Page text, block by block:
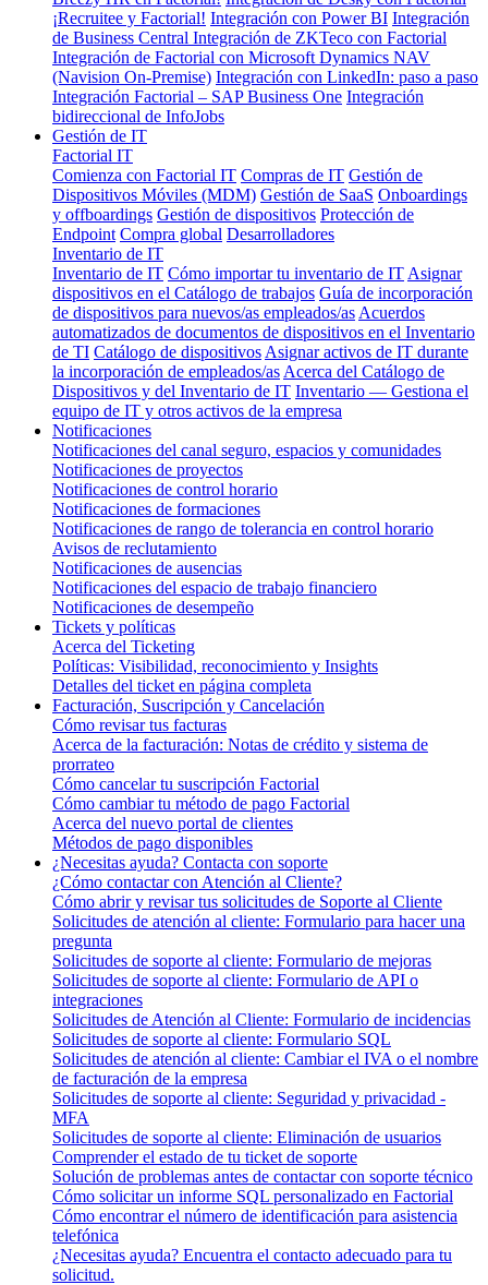
¡Recruitee y Factorial! Integración con Power BI Integración
de Business Central Integración de ZKTeco con Factorial
Integración de Factorial con Microsoft Dynamics NAV
(Navision On-Premise) Integración con LinkedIn: paso a paso
Integración Factorial – SAP Business One Integración
bidireccional de InfoJobs
Gestión de IT
Factorial IT
Comienza con Factorial IT Compras de IT Gestión de
Dispositivos Móviles (MDM) Gestión de SaaS Onboardings
y offboardings Gestión de dispositivos Protección de
Endpoint Compra global Desarrolladores
Inventario de IT
Inventario de IT Cómo importar tu inventario de IT Asignar
dispositivos en el Catálogo de trabajos Guía de incorporación
de dispositivos para nuevos/as empleados/as Acuerdos
automatizados de documentos de dispositivos en el Inventario
de TI Catálogo de dispositivos Asignar activos de IT durante
la incorporación de empleados/as Acerca del Catálogo de
Dispositivos y del Inventario de IT Inventario — Gestiona el
equipo de IT y otros activos de la empresa
Notificaciones
Notificaciones del canal seguro, espacios y comunidades
Notificaciones de proyectos
Notificaciones de control horario
Notificaciones de formaciones
Notificaciones de rango de tolerancia en control horario
Avisos de reclutamiento
Notificaciones de ausencias
Notificaciones del espacio de trabajo financiero
Notificaciones de desempeño
Tickets y políticas
Acerca del Ticketing
Políticas: Visibilidad, reconocimiento y Insights
Detalles del ticket en página completa
Facturación, Suscripción y Cancelación
Cómo revisar tus facturas
Acerca de la facturación: Notas de crédito y sistema de
prorrateo
Cómo cancelar tu suscripción Factorial
Cómo cambiar tu método de pago Factorial
Acerca del nuevo portal de clientes
Métodos de pago disponibles
¿Necesitas ayuda? Contacta con soporte
¿Cómo contactar con Atención al Cliente?
Cómo abrir y revisar tus solicitudes de Soporte al Cliente
Solicitudes de atención al cliente: Formulario para hacer una
pregunta
Solicitudes de soporte al cliente: Formulario de mejoras
Solicitudes de soporte al cliente: Formulario de API o
integraciones
Solicitudes de Atención al Cliente: Formulario de incidencias
Solicitudes de soporte al cliente: Formulario SQL
Solicitudes de atención al cliente: Cambiar el IVA o el nombre
de facturación de la empresa
Solicitudes de soporte al cliente: Seguridad y privacidad -
MFA
Solicitudes de soporte al cliente: Eliminación de usuarios
Comprender el estado de tu ticket de soporte
Solución de problemas antes de contactar con soporte técnico
Cómo solicitar un informe SQL personalizado en Factorial
Cómo encontrar el número de identificación para asistencia
telefónica
¿Necesitas ayuda? Encuentra el contacto adecuado para tu
solicitud.